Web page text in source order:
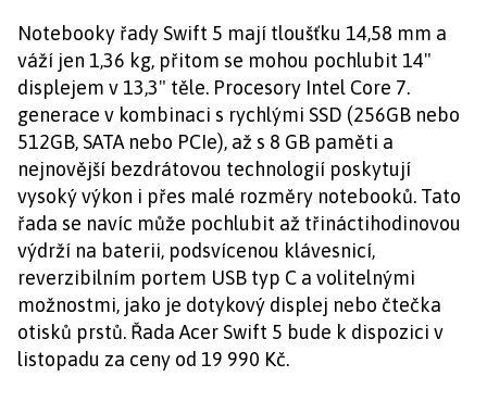
Notebooky řady Swift 5 mají tloušťku 14,58 mm a
váží jen 1,36 kg, přitom se mohou pochlubit 14"
displejem v 13,3" těle. Procesory Intel Core 7.
generace v kombinaci s rychlými SSD (256GB nebo
512GB, SATA nebo PCIe), až s 8 GB paměti a
nejnovější bezdrátovou technologií poskytují
vysoký výkon i přes malé rozměry notebooků. Tato
řada se navíc může pochlubit až třináctihodinovou
výdrží na baterii, podsvícenou klávesnicí,
reverzibilním portem USB typ C a volitelnými
možnostmi, jako je dotykový displej nebo čtečka
otisků prstů. Řada Acer Swift 5 bude k dispozici v
listopadu za ceny od 19 990 Kč.